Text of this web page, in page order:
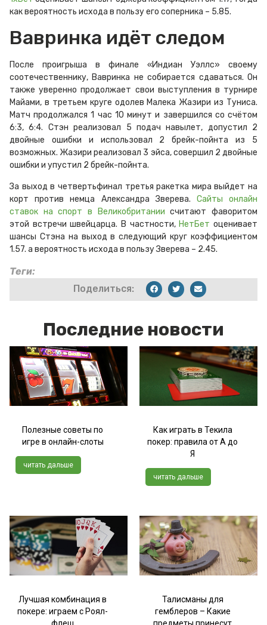
как вероятность исхода в пользу его соперника – 5.85.
Вавринка идёт следом
После проигрыша в финале «Индиан Уэллс» своему
соотечественнику, Вавринка не собирается сдаваться. Он
также уверенно продолжает свои выступления в турнире
Майами, в третьем круге одолев Малека Жазири из Туниса.
Матч продолжался 1 час 10 минут и завершился со счётом
6:3, 6:4. Стэн реализовал 5 подач навылет, допустил 2
двойные ошибки и использовал 2 брейк-пойнта из 5
возможных. Жазири реализовал 3 эйса, совершил 2 двойные
ошибки и упустил 2 брейк-пойнта.
За выход в четвертьфинал третья ракетка мира выйдет на
корт против немца Александра Зверева. Сайты онлайн
ставок на спорт в Великобритании считают фаворитом
этой встречи швейцарца. В частности, НетБет оценивает
шансы Стэна на выход в следующий круг коэффициентом
1.57. а вероятность исхода в пользу Зверева – 2.45.
Теги:
Поделиться:
Последние новости
Полезные советы по
игре в онлайн-слоты
читать дальше
Как играть в Текила
покер: правила от А до
Я
читать дальше
Лучшая комбинация в
покере: играем с Роял-
Талисманы для
гемблеров – Какие